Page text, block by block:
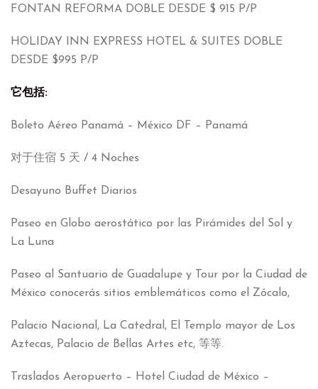
FONTAN REFORMA DOBLE DESDE $ 915 P/P
HOLIDAY INN EXPRESS HOTEL & SUITES DOBLE
DESDE $995 P/P
它包括:
Boleto Aéreo Panamá – México DF – Panamá
对于住宿 5 天 / 4 Noches
Desayuno Buffet Diarios
Paseo en Globo aerostático por las Pirámides del Sol y
La Luna
Paseo al Santuario de Guadalupe y Tour por la Ciudad de
México conocerás sitios emblemáticos como el Zócalo,
Palacio Nacional , La Catedral , El Templo mayor de Los
Aztecas, Palacio de Bellas Artes etc, 等等.
Traslados Aeropuerto – Hotel Ciudad de México –